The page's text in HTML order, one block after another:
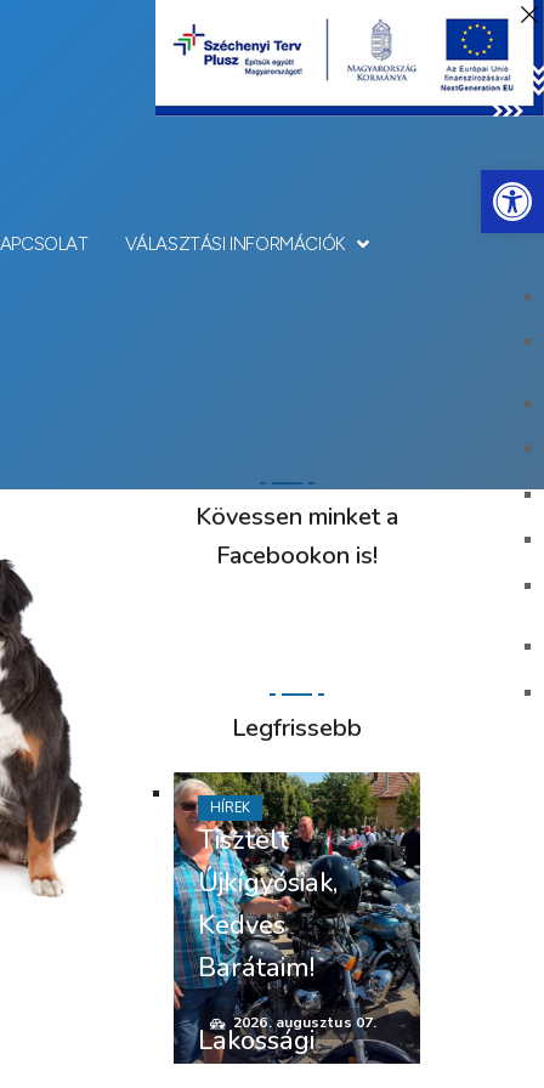
VÁLASZTÁSI INFORMÁCIÓK
Kövessen minket a
Facebookon is!
Legfrissebb
Tisztelt
Újkígyósiak,
Kedves
Barátaim!
2026. augusztus 07.
HÍREK
Lakossági